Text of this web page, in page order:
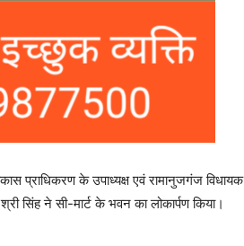
प्राधिकरण के उपाध्यक्ष एवं रामानुजगंज विधायक
सिंह ने सी-मार्ट के भवन का लोकार्पण किया।